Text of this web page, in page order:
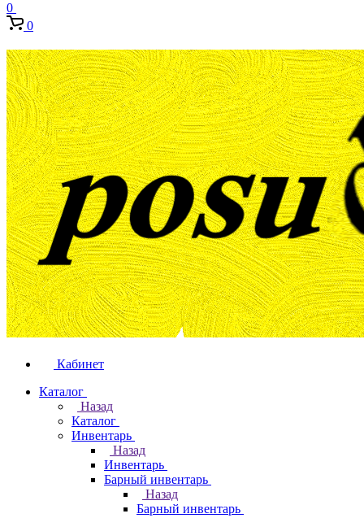
0
0
Кабинет
Каталог
Назад
Каталог
Инвентарь
Назад
Инвентарь
Барный инвентарь
Назад
Барный инвентарь